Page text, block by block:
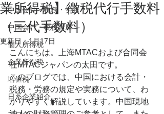
中国会計・税務・労務
中国会計・税務講座
個人所得税
企業所得税
増値税
日系企業紹介
業所得税】徴税代行手数料
（三代手数料）
更新日：1月17日
こんにちは。上海MTACおよび合同会
社MTACジャパンの太田です。
このブログでは、中国における会計・
税務・労務の規定や実務について、わ
かりやすく解説しています。中国現地